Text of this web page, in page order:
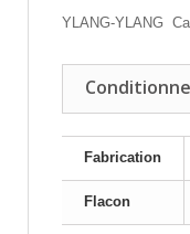
YLANG-YLANG
Fabrication
Flacon